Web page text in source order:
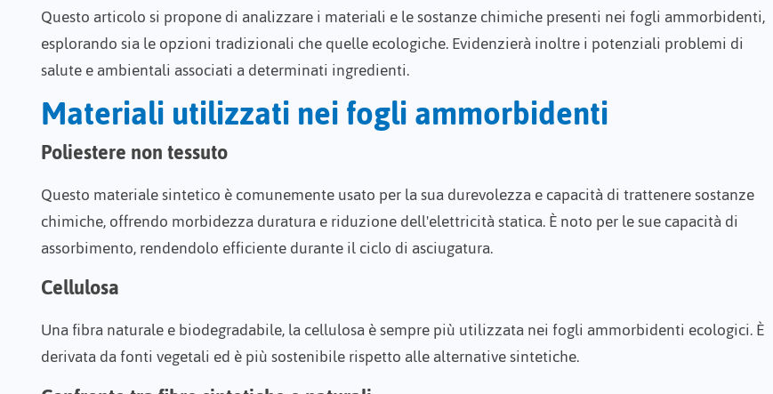
Questo articolo si propone di analizzare i materiali e le sostanze chimiche presenti nei fogli ammorbidenti,
esplorando sia le opzioni tradizionali che quelle ecologiche. Evidenzierà inoltre i potenziali problemi di
salute e ambientali associati a determinati ingredienti.
Materiali utilizzati nei fogli ammorbidenti
Poliestere non tessuto
Questo materiale sintetico è comunemente usato per la sua durevolezza e capacità di trattenere sostanze
chimiche, offrendo morbidezza duratura e riduzione dell'elettricità statica. È noto per le sue capacità di
assorbimento, rendendolo efficiente durante il ciclo di asciugatura.
Cellulosa
Una fibra naturale e biodegradabile, la cellulosa è sempre più utilizzata nei fogli ammorbidenti ecologici. È
derivata da fonti vegetali ed è più sostenibile rispetto alle alternative sintetiche.